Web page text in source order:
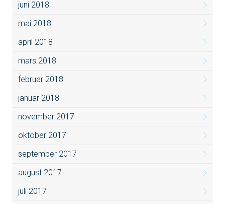
juni 2018
mai 2018
april 2018
mars 2018
februar 2018
januar 2018
november 2017
oktober 2017
september 2017
august 2017
juli 2017